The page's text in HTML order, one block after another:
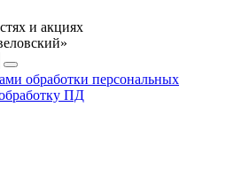
и акциях
обработки персональных
ПД